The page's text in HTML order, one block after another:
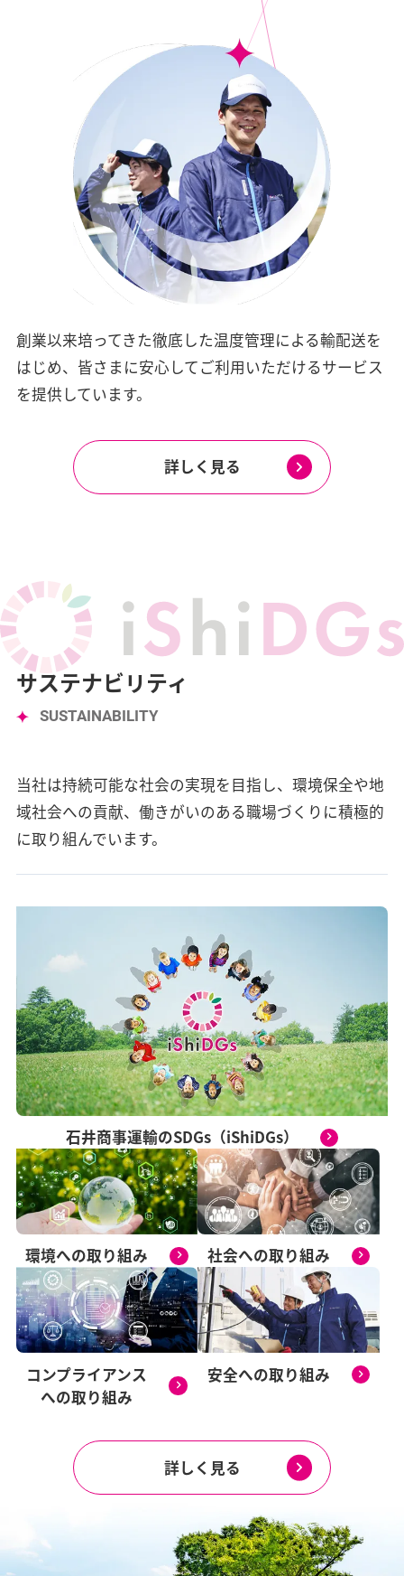
創業以来培ってきた徹底した温度管理による輸配送を
はじめ、 皆さまに安心してご利用いただけるサービス
を提供しています。
詳しく見る
サステナビリティ
SUSTAINABILITY
当社は持続可能な社会の実現を目指し、環境保全や地
域社会への貢献、 働きがいのある職場づくりに積極的
に取り組んでいます。
石井商事運輸のSDGs（iShiDGs）
環境への取り組み 社会への取り組み
コンプライアンス
への取り組み
安全への取り組み
詳しく見る